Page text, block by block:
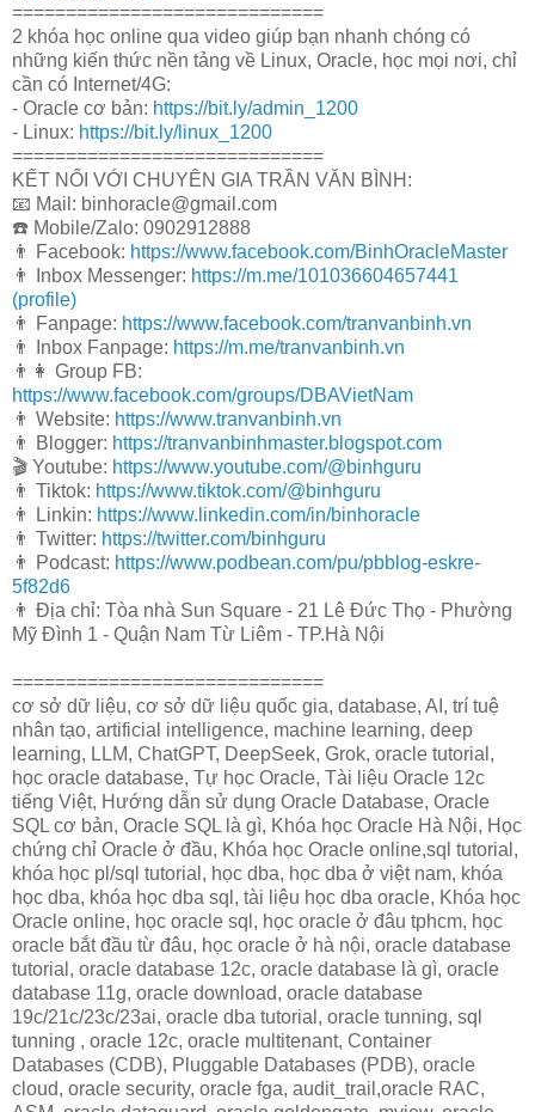
=============================
2 khóa học online qua video giúp bạn nhanh chóng có
những kiến thức nền tảng về Linux, Oracle, học mọi nơi, chỉ
cần có Internet/4G:
- Oracle cơ bản: https://bit.ly/admin_1200
- Linux: https://bit.ly/linux_1200
=============================
KẾT NỐI VỚI CHUYÊN GIA TRẦN VĂN BÌNH:
📧 Mail: binhoracle@gmail.com
☎️ Mobile/Zalo: 0902912888
👨 Facebook: https://www.facebook.com/BinhOracleMaster
👨 Inbox Messenger: https://m.me/101036604657441
(profile)
👨 Fanpage: https://www.facebook.com/tranvanbinh.vn
👨 Inbox Fanpage: https://m.me/tranvanbinh.vn
👨👩 Group FB:
https://www.facebook.com/groups/DBAVietNam
👨 Website: https://www.tranvanbinh.vn
👨 Blogger: https://tranvanbinhmaster.blogspot.com
🎬 Youtube: https://www.youtube.com/@binhguru
👨 Tiktok: https://www.tiktok.com/@binhguru
👨 Linkin: https://www.linkedin.com/in/binhoracle
👨 Twitter: https://twitter.com/binhguru
👨 Podcast: https://www.podbean.com/pu/pbblog-eskre-
5f82d6
👨 Địa chỉ: Tòa nhà Sun Square - 21 Lê Đức Thọ - Phường
Mỹ Đình 1 - Quận Nam Từ Liêm - TP.Hà Nội
=============================
cơ sở dữ liệu, cơ sở dữ liệu quốc gia, database, AI, trí tuệ
nhân tạo, artificial intelligence, machine learning, deep
learning, LLM, ChatGPT, DeepSeek, Grok, oracle tutorial,
học oracle database, Tự học Oracle, Tài liệu Oracle 12c
tiếng Việt, Hướng dẫn sử dụng Oracle Database, Oracle
SQL cơ bản, Oracle SQL là gì, Khóa học Oracle Hà Nội, Học
chứng chỉ Oracle ở đầu, Khóa học Oracle online,sql tutorial,
khóa học pl/sql tutorial, học dba, học dba ở việt nam, khóa
học dba, khóa học dba sql, tài liệu học dba oracle, Khóa học
Oracle online, học oracle sql, học oracle ở đâu tphcm, học
oracle bắt đầu từ đâu, học oracle ở hà nội, oracle database
tutorial, oracle database 12c, oracle database là gì, oracle
database 11g, oracle download, oracle database
19c/21c/23c/23ai, oracle dba tutorial, oracle tunning, sql
tunning , oracle 12c, oracle multitenant, Container
Databases (CDB), Pluggable Databases (PDB), oracle
cloud, oracle security, oracle fga, audit_trail,oracle RAC,